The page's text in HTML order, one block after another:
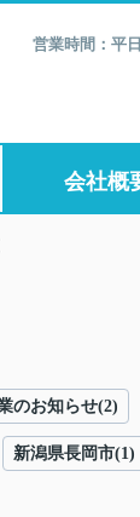
営業時間：平
会社概
のお知らせ(2)
新潟県長岡市(1)